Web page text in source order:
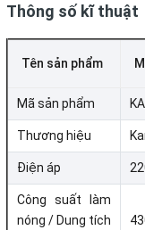
Tiết kiệm 30%
nóng lạnh thông
lớp
Thông số kĩ thuật
Tên sản phẩm
Mã sản phẩm
Thương hiệu
Điện áp
Công suất làm
nóng / Dung tích